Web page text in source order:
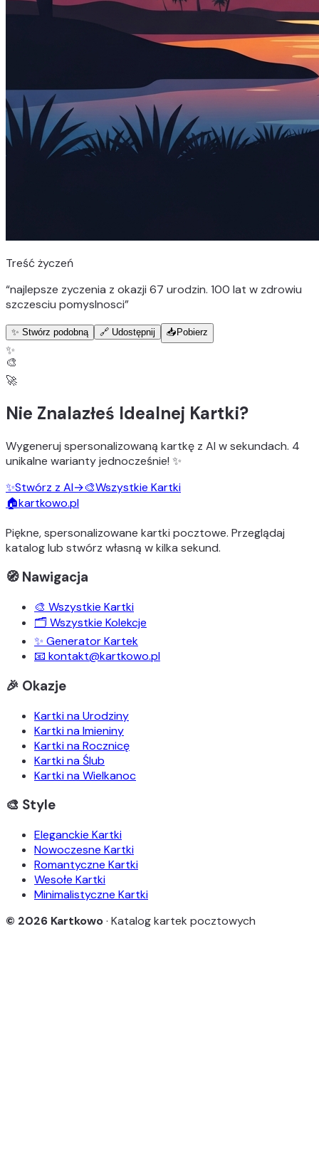
Treść życzeń
“najlepsze zyczenia z okazji 67 urodzin. 100 lat w zdrowiu
szczesciu pomyslnosci”
✨ Stwórz podobną 🔗 Udostępnij 📥 Pobierz
✨
🎨
🚀
Nie Znalazłeś Idealnej Kartki?
Wygeneruj spersonalizowaną kartkę z AI w sekundach. 4
unikalne wariantyjednocześnie! ✨
✨Stwórz z AI→🎨Wszystkie Kartki
🏠kartkowo.pl
Piękne, spersonalizowane kartki pocztowe. Przeglądaj
katalog lub stwórz własną w kilka sekund.
🧭 Nawigacja
🎨 Wszystkie Kartki
🗂️ Wszystkie Kolekcje
✨ Generator Kartek
📧 kontakt@kartkowo.pl
🎉 Okazje
Kartki na Urodziny
Kartki na Imieniny
Kartki na Rocznicę
Kartki na Ślub
Kartki na Wielkanoc
🎨 Style
Eleganckie Kartki
Nowoczesne Kartki
Romantyczne Kartki
Wesołe Kartki
Minimalistyczne Kartki
© 2026 Kartkowo· Katalog kartek pocztowych